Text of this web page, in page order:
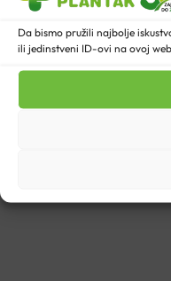
Da bismo pružili najbolje
ili jedinstveni ID-ovi na ovoj